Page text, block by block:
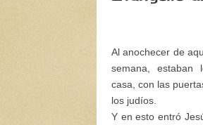
Al anochecer de
semana, estaban
casa, con las
los judíos.
Y en esto entró